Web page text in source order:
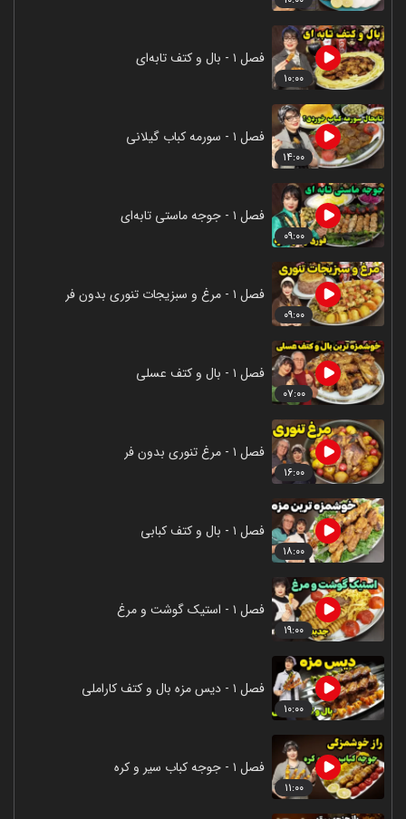
۱۰:۰۰
فصل ۱ - بال و کتف تابه‌ای
۱۴:۰۰
فصل ۱ - سورمه کباب گیلانی
۰۹:۰۰
فصل ۱ - جوجه ماستی تابه‌ای
۰۹:۰۰
فصل ۱ - مرغ و سبزیجات تنوری بدون فر
۰۷:۰۰
فصل ۱ - بال و کتف عسلی
۱۶:۰۰
فصل ۱ - مرغ تنوری بدون فر
۱۸:۰۰
فصل ۱ - بال و کتف کبابی
۱۹:۰۰
فصل ۱ - استیک گوشت و مرغ
۱۰:۰۰
فصل ۱ - دیس مزه بال و کتف کاراملی
۱۱:۰۰
فصل ۱ - جوجه کباب سیر و کره